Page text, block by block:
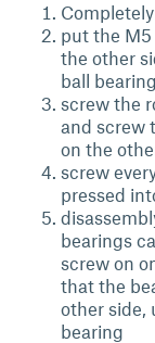
put the
the other
ball
screw the
and screw
on the
screw
pressed
bearings
screw on
that the
other side,
bearing